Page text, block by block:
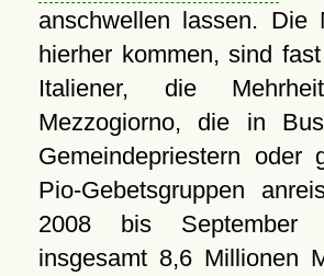
anschwellen lassen. Die
hierher kommen, sind
Italiener, die
Mezzogiorno, die in
Gemeindepriestern oder
Pio-Gebetsgruppen
2008 bis September
insgesamt 8,6 Millionen